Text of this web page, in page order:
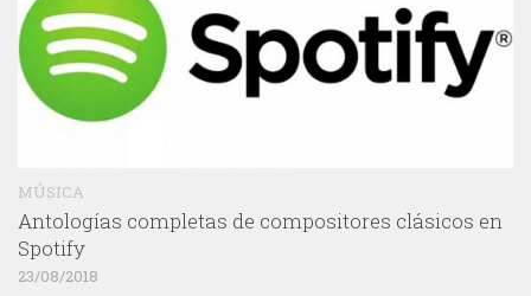
MÚSICA
Antologías completas de compositores clásicos en
Spotify
23/08/2018